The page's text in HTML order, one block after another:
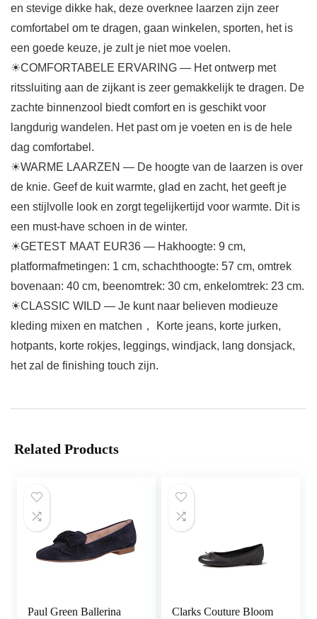
en stevige dikke hak, deze overknee laarzen zijn zeer
comfortabel om te dragen, gaan winkelen, sporten, het is
een goede keuze, je zult je niet moe voelen.
☀COMFORTABELE ERVARING — Het ontwerp met
ritssluiting aan de zijkant is zeer gemakkelijk te dragen. De
zachte binnenzool biedt comfort en is geschikt voor
langdurig wandelen. Het past om je voeten en is de hele
dag comfortabel.
☀WARME LAARZEN — De hoogte van de laarzen is over
de knie. Geef de kuit warmte, glad en zacht, het geeft je
een stijlvolle look en zorgt tegelijkertijd voor warmte. Dit is
een must-have schoen in de winter.
☀GETEST MAAT EUR36 — Hakhoogte: 9 cm,
platformafmetingen: 1 cm, schachthoogte: 57 cm, omtrek
bovenaan: 40 cm, beenomtrek: 30 cm, enkelomtrek: 23 cm.
☀CLASSIC WILD — Je kunt naar believen modieuze
kleding mixen en matchen， Korte jeans, korte jurken,
hotpants, korte rokjes, leggings, windjack, lang donsjack,
het zal de finishing touch zijn.
Related Products
Paul Green Ballerina
Clarks Couture Bloom